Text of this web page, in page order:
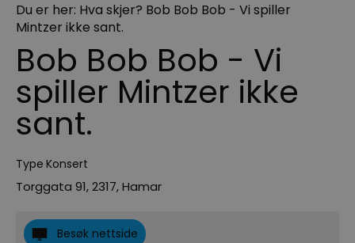
Du er her: Hva skjer? Bob Bob Bob - Vi spiller
Mintzer ikke sant.
Bob Bob Bob - Vi
spiller Mintzer ikke
sant.
Type Konsert
Torggata 91,2317,Hamar
Besøk nettside